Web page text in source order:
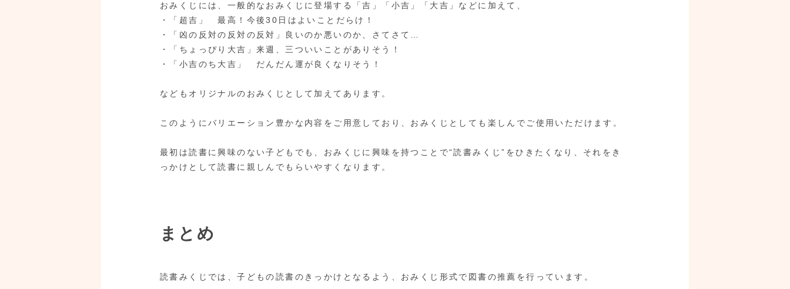
おみくじには、一般的なおみくじに登場する「吉」「小吉」「大吉」などに加えて、
・「超吉」 最高！今後30日はよいことだらけ！
・「凶の反対の反対の反対」良いのか悪いのか、さてさて…
・「ちょっぴり大吉」来週、三ついいことがありそう！
・「小吉のち大吉」 だんだん運が良くなりそう！
などもオリジナルのおみくじとして加えてあります。
このようにバリエーション豊かな内容をご用意しており、おみくじとしても楽しんでご使用いただけます。
最初は読書に興味のない子どもでも、おみくじに興味を持つことで“読書みくじ”をひきたくなり、それをき
っかけとして読書に親しんでもらいやすくなります。
まとめ
読書みくじでは、子どもの読書のきっかけとなるよう、おみくじ形式で図書の推薦を行っています。